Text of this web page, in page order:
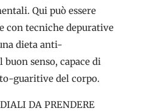
Qui può essere
con tecniche depurative
dieta anti-
senso, capace di
guaritive del corpo.
DA PRENDERE